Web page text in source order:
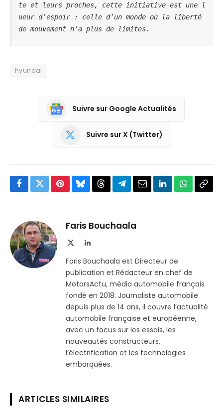
te et leurs proches, cette initiative est une l
ueur d’espoir : celle d’un monde où la liberté
de mouvement n’a plus de limites.
hyundai
Suivre sur Google Actualités
Suivre sur X (Twitter)
Facebook
TwitterPinterestBlueskyThreadsPartager
Telegram
EmailLinkedInWhatsApp
Faris Bouchaala
LinkedIn
Faris Bouchaala est Directeur de
publication et Rédacteur en chef de
MotorsActu, média automobile français
fondé en 2018. Journaliste automobile
depuis plus de 14 ans, il couvre l’actualité
automobile française et européenne,
avec un focus sur les essais, les
nouveautés constructeurs,
l’électrification et les technologies
embarquées.
ARTICLES SIMILAIRES